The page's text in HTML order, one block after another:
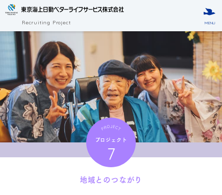
Recruiting Project MENU
プロジェクト
7
地域とのつながり